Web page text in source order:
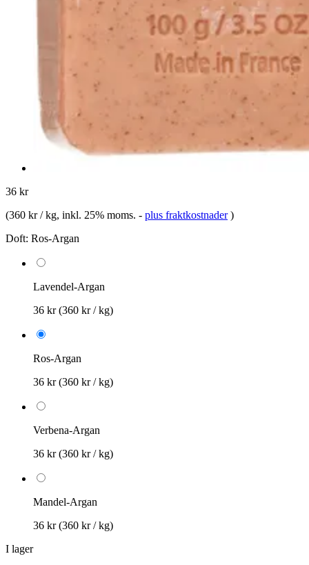
36 kr
(360 kr / kg, inkl. 25% moms. - plus fraktkostnader )
Doft: Ros-Argan
Lavendel-Argan
36 kr(360 kr / kg)
Ros-Argan
36 kr(360 kr / kg)
Verbena-Argan
36 kr(360 kr / kg)
Mandel-Argan
36 kr(360 kr / kg)
I lager